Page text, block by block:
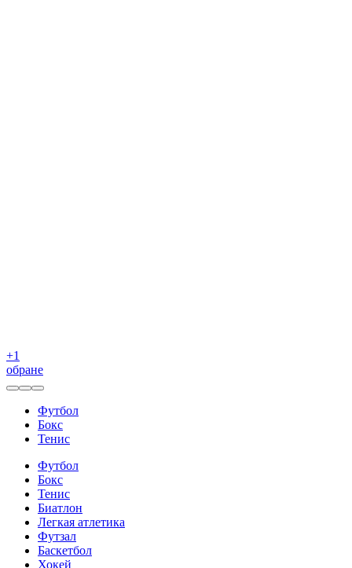
+1
обране
Футбол
Бокс
Тенис
Футбол
Бокс
Тенис
Биатлон
Легкая атлетика
Футзал
Баскетбол
Хокей